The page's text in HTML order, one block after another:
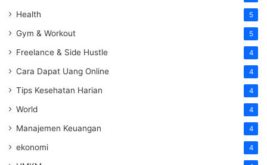
Health 5
Gym & Workout 5
Freelance & Side Hustle 4
Cara Dapat Uang Online 4
Tips Kesehatan Harian 4
World 4
Manajemen Keuangan 4
ekonomi 4